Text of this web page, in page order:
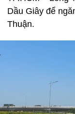
Dầu Giây để
Thuận.